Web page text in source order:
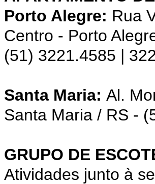
Porto Alegre: Rua
Centro - Porto
(51) 3221.4585 |
Santa Maria: Al.
Santa Maria / RS -
GRUPO DE
Atividades junto à